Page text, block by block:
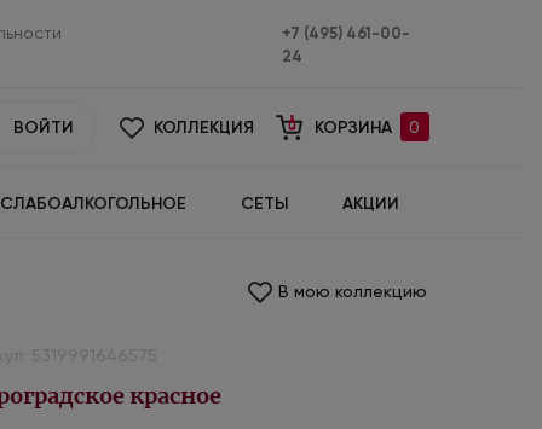
+7 (495) 461-00-
24
ВОЙТИ КОЛЛЕКЦИЯ КОРЗИНА 0
СЛАБОАЛКОГОЛЬНОЕ СЕТЫ АКЦИИ
В мою коллекцию
красное